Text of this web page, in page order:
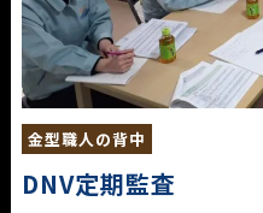
金型職人の背中
DNV定期監査